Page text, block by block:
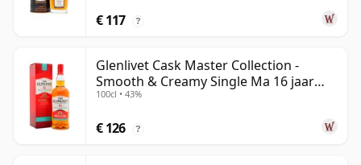
€ 117 ?
Glenlivet Cask Master Collection -
Smooth & Creamy Single Ma 16 jaar
oud
100cl • 43%
€ 126 ?